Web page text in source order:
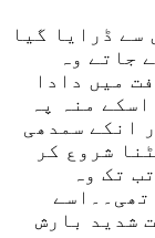
سے ڈرایا گیا
جاتے وہ
میں دادا
منہ پہ
انکے سمدھی
شروع کر
تک وہ
تھی۔۔اسے
شدید بارش